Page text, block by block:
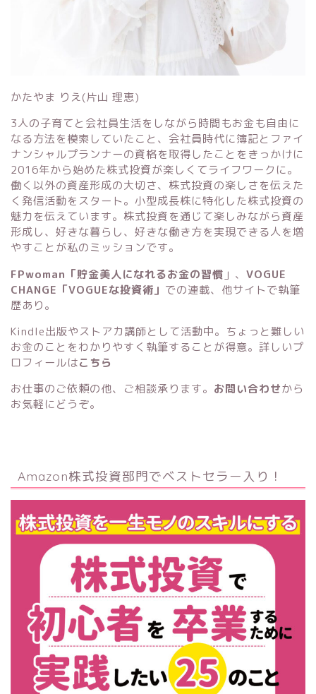
かたやま りえ(片山 理恵)
3人の子育てと会社員生活をしながら時間もお金も自由に
なる方法を模索していたこと、会社員時代に簿記とファイ
ナンシャルプランナーの資格を取得したことをきっかけに
2016年から始めた株式投資が楽しくてライフワークに。
働く以外の資産形成の大切さ、株式投資の楽しさを伝えた
く発信活動をスタート。小型成長株に特化した株式投資の
魅力を伝えています。株式投資を通じて楽しみながら資産
形成し、好きな暮らし、好きな働き方を実現できる人を増
やすことが私のミッションです。
FPwoman「貯金美人になれるお金の習慣 」 、 VOGUE
CHANGE「VOGUEな投資術」 での連載、他サイトで執筆
歴あり。
Kindle出版やストアカ講師として活動中。ちょっと難しい
お金のことをわかりやすく執筆することが得意。詳しいプ
ロフィールはこちら
お仕事のご依頼の他、ご相談承ります。 お問い合わせから
お気軽にどうぞ。
Amazon株式投資部門でベストセラー入り！